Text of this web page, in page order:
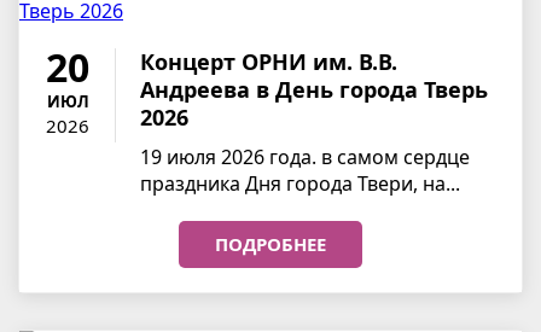
20
ИЮЛ
2026
Концерт ОРНИ им. В.В.
Андреева в День города Тверь
2026
19 июля 2026 года. в самом сердце
праздника Дня города Твери, на...
ПОДРОБНЕЕ